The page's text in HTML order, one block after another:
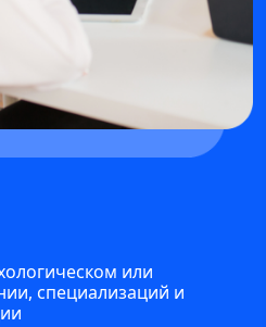
или
специализаций и